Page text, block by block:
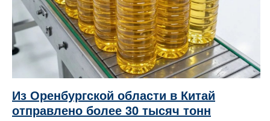
Из Оренбургской области в Китай
отправлено более 30 тысяч тонн